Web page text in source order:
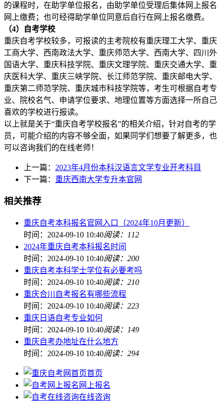
的课程时，在助学单位报名，由助学单位受理后集体网上报名
网上缴费；也可经得助学单位同意后自行在网上报名缴费。
（4）自考学校
重庆自考学校较多，可报读的主考院校有重庆理工大学、重庆
工商大学、西南政法大学、重庆师范大学、西南大学、四川外
国语大学、重庆科技学院、重庆文理学院、重庆交通大学、重
庆医科大学、重庆三峡学院、长江师范学院、重庆邮电大学、
重庆第二师范学院、重庆城市科技学院等，考生可根据自考专
业、院校名气、申请学位要求、地理位置等方面选择一所自己
喜欢的学校进行报读。
以上就是关于“重庆自考学校报名”的相关介绍，针对自考的学
员，可能介绍的内容不够全面，如果同学们想要了解更多，也
可以咨询我们的在线老师！
上一篇： 2023年4月份本科汉语言文学专业开考科目
下一篇： 重庆西南大学专升本官网
相关推荐
重庆自考本科报名官网入口（2024年10月更新）
时间：2024-09-10 10:40阅读：112
2024年重庆自考本科报名时间
时间：2024-09-10 10:40阅读：200
重庆自考本科学士学位有必要考吗
时间：2024-09-10 10:40阅读：210
重庆合川自考报名有哪些流程
时间：2024-09-10 10:40阅读：223
重庆日语自考专业如何
时间：2024-09-10 10:40阅读：149
重庆自考办地址在什么地方
时间：2024-09-10 10:40阅读：294
首页
网上报名
在线咨询